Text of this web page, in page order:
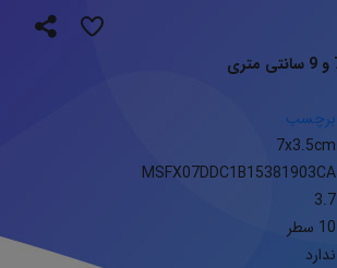
برچسب
7x3.5cm
MSFX07DDC1B15381903CA
3.7
10 سطر
ندارد